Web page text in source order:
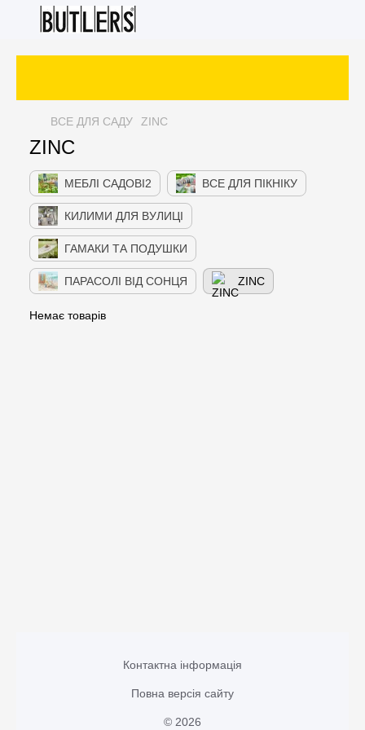
ВСЕ ДЛЯ САДУ ZINC
ZINC
МЕБЛІ САДОВІ2 ВСЕ ДЛЯ ПІКНІКУ
КИЛИМИ ДЛЯ ВУЛИЦІ
ГАМАКИ ТА ПОДУШКИ
ПАРАСОЛІ ВІД СОНЦЯ ZINC
Немає товарів
Контактна інформація
Повна версія сайту
© 2026